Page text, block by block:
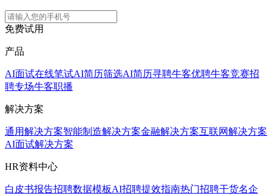
免费试用
产品
AI面试在线笔试AI简历筛选AI简历寻聘牛客优聘牛客竞赛招
聘专场牛客职播
解决方案
通用解决方案智能制造解决方案金融解决方案互联网解决方案
AI面试解决方案
HR资料中心
白皮书报告招聘数据模板AI招聘提效指南热门招聘干货名企